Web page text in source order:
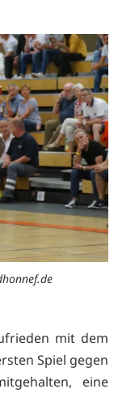
mit dem
Spiel gegen
eine